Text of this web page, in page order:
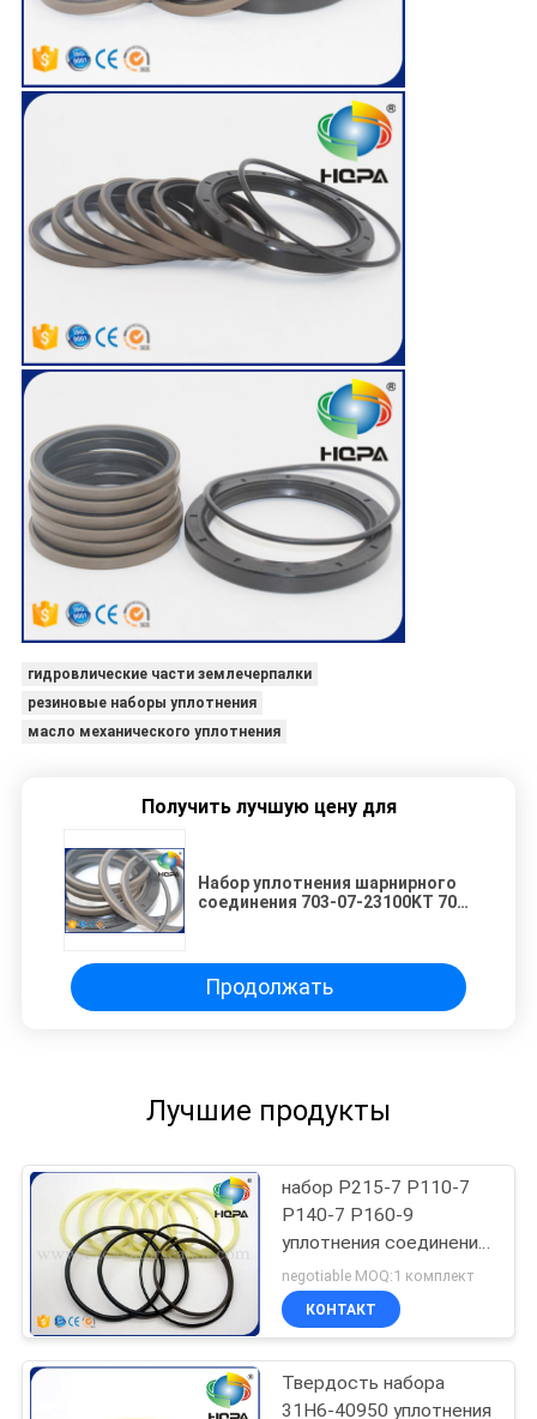
гидровлические части землечерпалки
резиновые наборы уплотнения
масло механического уплотнения
Получить лучшую цену для
Набор уплотнения шарнирного
соединения 703-07-23100KT 703-
Продолжать
Лучшие продукты
набор Р215-7 Р110-7
Р140-7 Р160-9
уплотнения соединения
центра экскаватора
31Н6-40950 Хюндай
negotiable MOQ:1 комплект
КОНТАКТ
Твердость набора
31Н6-40950 уплотнения